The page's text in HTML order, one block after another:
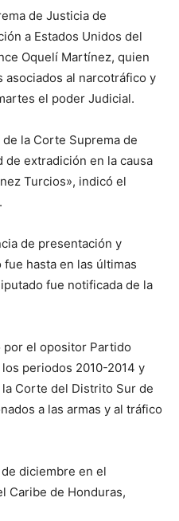
de Justicia de
a Estados Unidos del
Oquelí Martínez, quien
al narcotráfico y
el poder Judicial.
la Corte Suprema de
extradición en la causa
Turcios», indicó el
de presentación y
hasta en las últimas
fue notificada de la
el opositor Partido
periodos 2010-2014 y
Corte del Distrito Sur de
a las armas y al tráfico
diciembre en el
Caribe de Honduras,